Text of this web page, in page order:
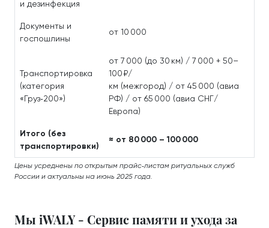
и дезинфекция
Документы и
госпошлины
от 10 000
Транспортировка
(категория
«Груз‑200»)
от 7 000 (до 30 км) / 7 000 + 50–
100 ₽/
км (межгород) / от 45 000 (авиа
РФ) / от 65 000 (авиа СНГ/
Европа)
Итого (без
транспортировки)
≈ от 80 000 – 100 000
Цены усреднены по открытым прайс‑листам ритуальных служб
России и актуальны на июнь 2025 года.
Мы iWALY - Сервис памяти и ухода за